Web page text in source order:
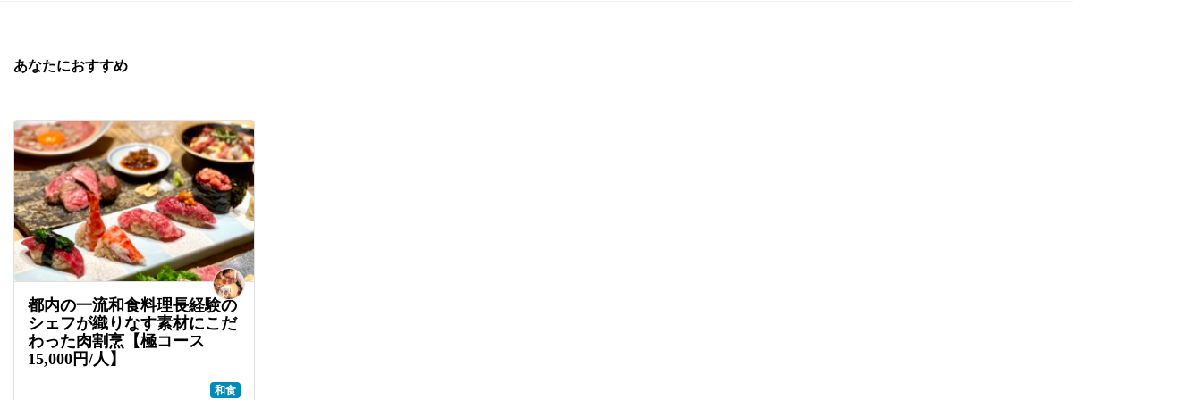
あなたにおすすめ
都内の一流和食料理長経験の
シェフが織りなす素材にこだ
わった肉割烹【極コース
15,000円/人】
和食